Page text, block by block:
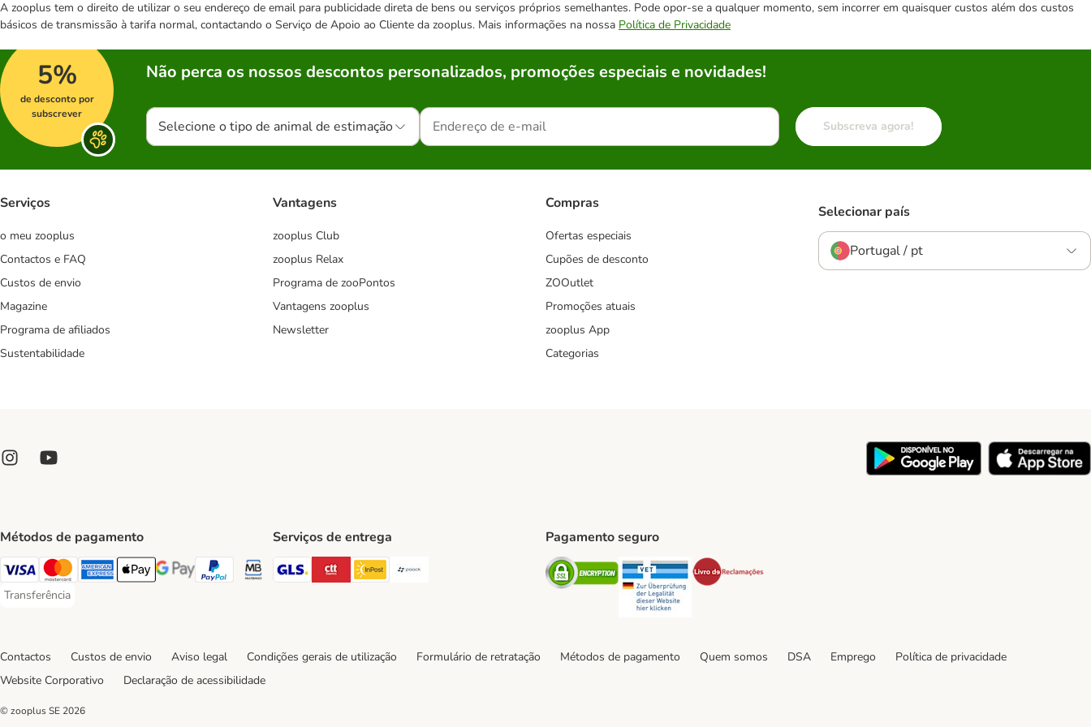
A zooplus tem o direito de utilizar o seu endereço de email para publicidade direta de bens ou serviços próprios semelhantes. Pode opor-se a qualquer momento, sem incorrer em quaisquer custos além dos custos
básicos de transmissão à tarifa normal, contactando o Serviço de Apoio ao Cliente da zooplus. Mais informações na nossa Política de Privacidade
5%
de desconto por
subscrever
Não perca os nossos descontos personalizados, promoções especiais e novidades!
Selecione o tipo de animal de estimação Subscreva agora!
Serviços
o meu zooplus
Contactos e FAQ
Custos de envio
Magazine
Programa de afiliados
Sustentabilidade
Vantagens
zooplus Club
zooplus Relax
Programa de zooPontos
Vantagens zooplus
Newsletter
Compras
Ofertas especiais
Cupões de desconto
ZOOutlet
Promoções atuais
zooplus App
Categorias
Selecionar país
Portugal / pt
Métodos de pagamento
Visa Payment Method
Mastercard Payment Method
American Express Payment Method
Apple Pay Payment Method
Google Pay Payment Method
PayPal Payment Method
Multibanco Payment Method
Transferência
Transferência Payment Method
Serviços de entrega
GLS Shipping Method
CTTExpress Shipping Method
InPost Shipping Method
Paack Shipping Method
Pagamento seguro
Security Security
Contactos Custos de envio Aviso legal Condições gerais de utilização Formulário de retratação Métodos de pagamento Quem somos DSA Emprego
Política de privacidade
Website Corporativo
Declaração de acessibilidade
© zooplus SE 2026